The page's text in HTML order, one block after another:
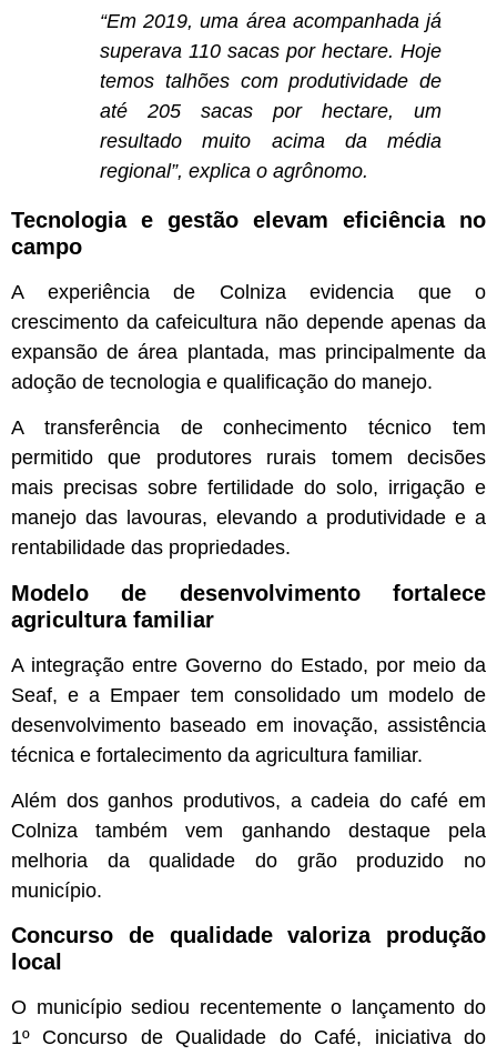
“Em 2019, uma área acompanhada já
superava 110 sacas por hectare. Hoje
temos talhões com produtividade de
até 205 sacas por hectare, um
resultado muito acima da média
regional”, explica o agrônomo.
Tecnologia e gestão elevam eficiência no
campo
A experiência de Colniza evidencia que o
crescimento da cafeicultura não depende apenas da
expansão de área plantada, mas principalmente da
adoção de tecnologia e qualificação do manejo.
A transferência de conhecimento técnico tem
permitido que produtores rurais tomem decisões
mais precisas sobre fertilidade do solo, irrigação e
manejo das lavouras, elevando a produtividade e a
rentabilidade das propriedades.
Modelo de desenvolvimento fortalece
agricultura familiar
A integração entre Governo do Estado, por meio da
Seaf, e a Empaer tem consolidado um modelo de
desenvolvimento baseado em inovação, assistência
técnica e fortalecimento da agricultura familiar.
Além dos ganhos produtivos, a cadeia do café em
Colniza também vem ganhando destaque pela
melhoria da qualidade do grão produzido no
município.
Concurso de qualidade valoriza produção
local
O município sediou recentemente o lançamento do
1º Concurso de Qualidade do Café, iniciativa do